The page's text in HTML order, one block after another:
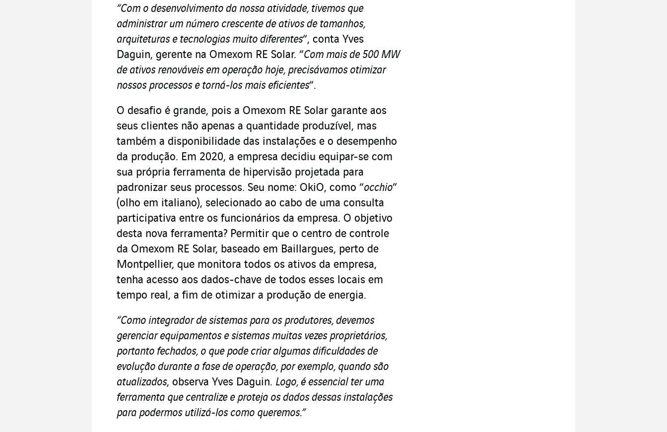
“Com o desenvolvimento da nossa atividade, tivemos que
administrar um número crescente de ativos de tamanhos,
arquiteturas e tecnologias muito diferentes“, conta Yves
Daguin, gerente na Omexom RE Solar. “Com mais de 500 MW
de ativos renováveis em operação hoje, precisávamos otimizar
nossos processos e torná-los mais eficientes“.
O desafio é grande, pois a Omexom RE Solar garante aos
seus clientes não apenas a quantidade produzível, mas
também a disponibilidade das instalações e o desempenho
da produção. Em 2020, a empresa decidiu equipar-se com
sua própria ferramenta de hipervisão projetada para
padronizar seus processos. Seu nome: OkiO, como “occhio”
(olho em italiano), selecionado ao cabo de uma consulta
participativa entre os funcionários da empresa. O objetivo
desta nova ferramenta? Permitir que o centro de controle
da Omexom RE Solar, baseado em Baillargues, perto de
Montpellier, que monitora todos os ativos da empresa,
tenha acesso aos dados-chave de todos esses locais em
tempo real, a fim de otimizar a produção de energia.
“Como integrador de sistemas para os produtores, devemos
gerenciar equipamentos e sistemas muitas vezes proprietários,
portanto fechados, o que pode criar algumas dificuldades de
evolução durante a fase de operação, por exemplo, quando são
atualizados, observa Yves Daguin. Logo, é essencial ter uma
ferramenta que centralize e proteja os dados dessas instalações
para podermos utilizá-los como queremos.”